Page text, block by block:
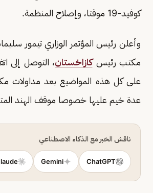
كوفيد-19 موقتا، وإصلاح المنظمة.
وأعلن رئيس المؤتمر الوزاري تيمور
مكتب رئيسكازاخستان، التوصل إلى
على كل هذه المواضيع بعد مداولات
عدة خيم عليها خصوصا موقف الهند
ناقش الخبر مع الذكاء الاصطناعي
ChatGPT
Gemini